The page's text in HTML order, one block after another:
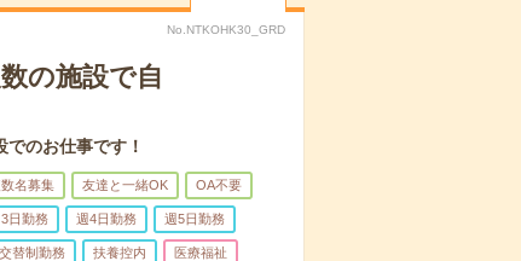
No.NTKOHK30_GRD
の施設で自
のお仕事です！
名募集 友達と一緒OK OA不要
日勤務 週4日勤務 週5日勤務
交替制勤務 扶養控内 医療福祉